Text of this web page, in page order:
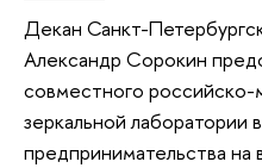
Декан Санкт-
Александр Сорокин
совместного российско-
зеркальной лаборатории
предпринимательства на